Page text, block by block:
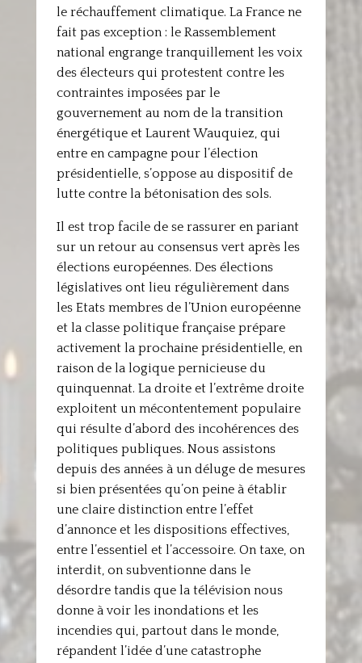
le réchauffement climatique. La France ne
fait pas exception : le Rassemblement
national engrange tranquillement les voix
des électeurs qui protestent contre les
contraintes imposées par le
gouvernement au nom de la transition
énergétique et Laurent Wauquiez, qui
entre en campagne pour l’élection
présidentielle, s’oppose au dispositif de
lutte contre la bétonisation des sols.
Il est trop facile de se rassurer en pariant
sur un retour au consensus vert après les
élections européennes. Des élections
législatives ont lieu régulièrement dans
les Etats membres de l’Union européenne
et la classe politique française prépare
activement la prochaine présidentielle, en
raison de la logique pernicieuse du
quinquennat. La droite et l’extrême droite
exploitent un mécontentement populaire
qui résulte d’abord des incohérences des
politiques publiques. Nous assistons
depuis des années à un déluge de mesures
si bien présentées qu’on peine à établir
une claire distinction entre l’effet
d’annonce et les dispositions effectives,
entre l’essentiel et l’accessoire. On taxe, on
interdit, on subventionne dans le
désordre tandis que la télévision nous
donne à voir les inondations et les
incendies qui, partout dans le monde,
répandent l’idée d’une catastrophe